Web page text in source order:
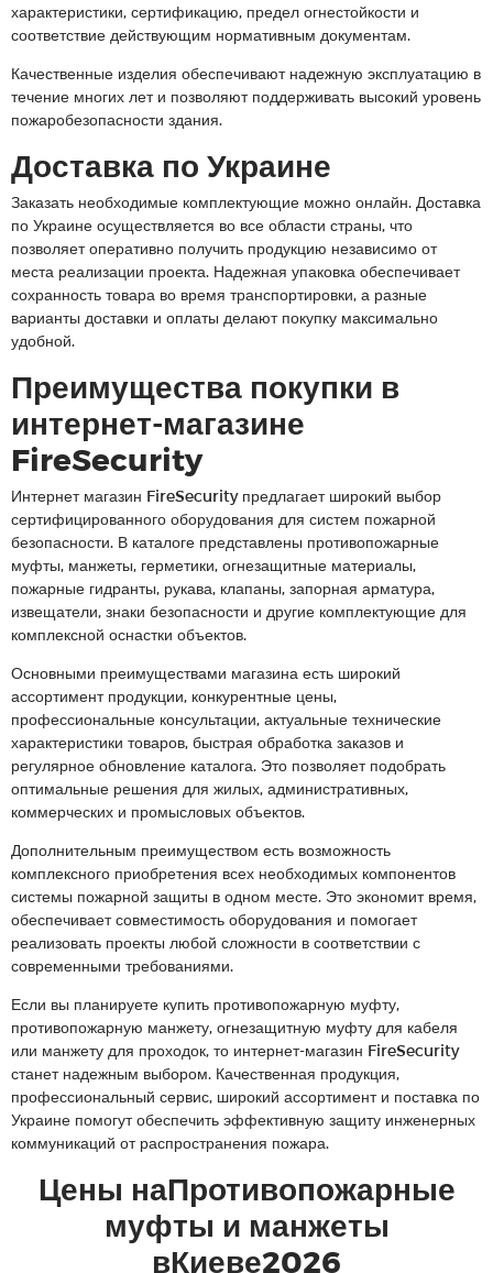
характеристики, сертификацию, предел огнестойкости и
соответствие действующим нормативным документам.
Качественные изделия обеспечивают надежную эксплуатацию в
течение многих лет и позволяют поддерживать высокий уровень
пожаробезопасности здания.
Доставка по Украине
Заказать необходимые комплектующие можно онлайн. Доставка
по Украине осуществляется во все области страны, что
позволяет оперативно получить продукцию независимо от
места реализации проекта. Надежная упаковка обеспечивает
сохранность товара во время транспортировки, а разные
варианты доставки и оплаты делают покупку максимально
удобной.
Преимущества покупки в
интернет-магазине
FireSecurity
Интернет магазин FireSecurity предлагает широкий выбор
сертифицированного оборудования для систем пожарной
безопасности. В каталоге представлены противопожарные
муфты, манжеты, герметики, огнезащитные материалы,
пожарные гидранты, рукава, клапаны, запорная арматура,
извещатели, знаки безопасности и другие комплектующие для
комплексной оснастки объектов.
Основными преимуществами магазина есть широкий
ассортимент продукции, конкурентные цены,
профессиональные консультации, актуальные технические
характеристики товаров, быстрая обработка заказов и
регулярное обновление каталога. Это позволяет подобрать
оптимальные решения для жилых, административных,
коммерческих и промысловых объектов.
Дополнительным преимуществом есть возможность
комплексного приобретения всех необходимых компонентов
системы пожарной защиты в одном месте. Это экономит время,
обеспечивает совместимость оборудования и помогает
реализовать проекты любой сложности в соответствии с
современными требованиями.
Если вы планируете купить противопожарную муфту,
противопожарную манжету, огнезащитную муфту для кабеля
или манжету для проходок, то интернет-магазин FireSecurity
станет надежным выбором. Качественная продукция,
профессиональный сервис, широкий ассортимент и поставка по
Украине помогут обеспечить эффективную защиту инженерных
коммуникаций от распространения пожара.
Цены наПротивопожарные
муфты и манжеты
вКиеве2026